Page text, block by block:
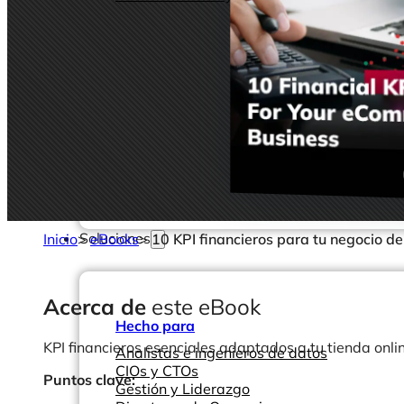
Soluciones
Hecho para
Analistas e ingenieros de datos
CIOs y CTOs
Gestión y Liderazgo
Inicio>eBooks> 10 KPI financieros para tu negocio
Acerca de este eBook
KPI financieros esenciales adaptados a tu tienda
Puntos clave: